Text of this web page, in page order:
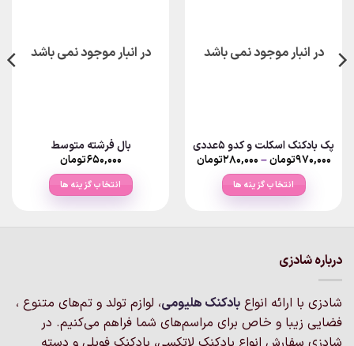
در انبار موجود نمی باشد
پک بادکنک اسکلت و کدو 5عددی
۹۷۰,۰۰۰تومان–۲۸۰,۰۰۰تومانPrice
انتخاب گزینه ها
باشد.
گزینه
ها
در انبار موجود نمی باشد
بال فرشته متوسط
۶۵۰,۰۰۰تومان
انتخاب گزینه ها
باشد.
گزینه
درباره شادزی
شادزی با ارائه انواع بادکنک‌ هلیومی، لوازم تولد و تم‌های متنوع ،
فضایی زیبا و خاص برای مراسم‌های شما فراهم می‌کنیم. در